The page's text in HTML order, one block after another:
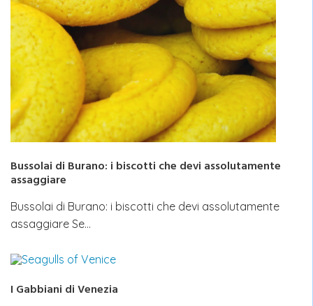
Bussolai di Burano: i biscotti che devi assolutamente
assaggiare
Bussolai di Burano: i biscotti che devi assolutamente
assaggiare Se…
I Gabbiani di Venezia